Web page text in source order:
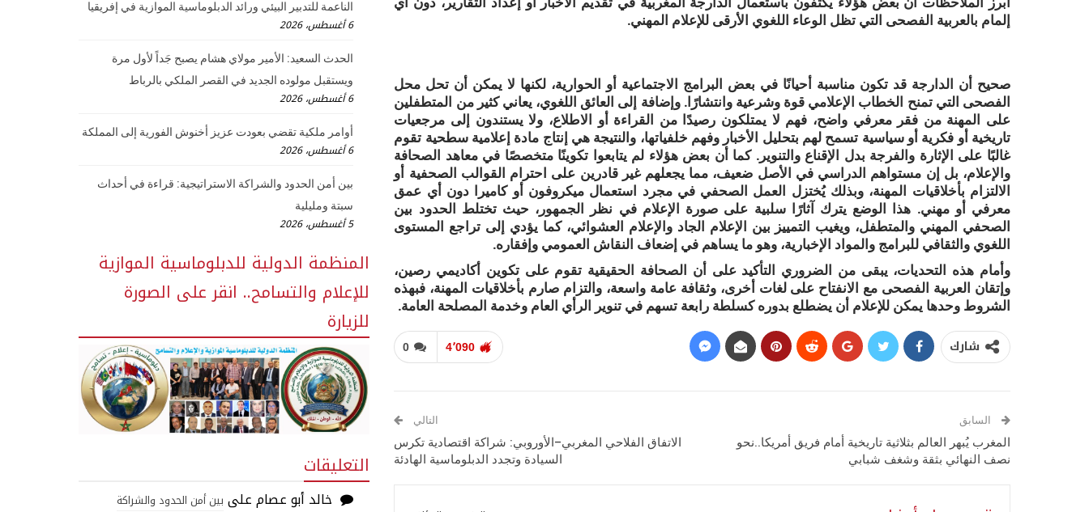
إلمام بالعربية الفصحى التي تظل الوعاء اللغوي الأرقى للإعلام المهني.
صحيح أن الدارجة قد تكون مناسبة أحيانًا في بعض البرامج الاجتماعية أو الحوارية، لكنها لا يمكن أن تحل محل
الفصحى التي تمنح الخطاب الإعلامي قوة وشرعية وانتشارًا. وإضافة إلى العائق اللغوي، يعاني كثير من المتطفلين
على المهنة من فقر معرفي واضح، فهم لا يمتلكون رصيدًا من القراءة أو الاطلاع، ولا يستندون إلى مرجعيات
تاريخية أو فكرية أو سياسية تسمح لهم بتحليل الأخبار وفهم خلفياتها، والنتيجة هي إنتاج مادة إعلامية سطحية تقوم
غالبًا على الإثارة والفرجة بدل الإقناع والتنوير. كما أن بعض هؤلاء لم يتابعوا تكوينًا متخصصًا في معاهد الصحافة
والإعلام، بل إن مستواهم الدراسي في الأصل ضعيف، مما يجعلهم غير قادرين على احترام القوالب الصحفية أو
الالتزام بأخلاقيات المهنة، وبذلك يُختزل العمل الصحفي في مجرد استعمال ميكروفون أو كاميرا دون أي عمق
معرفي أو مهني. هذا الوضع يترك آثارًا سلبية على صورة الإعلام في نظر الجمهور، حيث تختلط الحدود بين
الصحفي المهني والمتطفل، ويغيب التمييز بين الإعلام الجاد والإعلام العشوائي، كما يؤدي إلى تراجع المستوى
اللغوي والثقافي للبرامج والمواد الإخبارية، وهو ما يساهم في إضعاف النقاش العمومي وإفقاره.
وأمام هذه التحديات، يبقى من الضروري التأكيد على أن الصحافة الحقيقية تقوم على تكوين أكاديمي رصين،
وإتقان العربية الفصحى مع الانفتاح على لغات أخرى، وثقافة عامة واسعة، والتزام صارم بأخلاقيات المهنة، فبهذه
الشروط وحدها يمكن للإعلام أن يضطلع بدوره كسلطة رابعة تسهم في تنوير الرأي العام وخدمة المصلحة العامة.
0 4٬090 شارك
السابق
المغرب يُبهر العالم بثلاثية تاريخية أمام فريق أمريكا..نحو
نصف النهائي بثقة وشغف شبابي
التالي
الاتفاق الفلاحي المغربي–الأوروبي: شراكة اقتصادية تكرس
السيادة وتجدد الدبلوماسية الهادئة
الناعمة للتدبير البيئي ورائد الدبلوماسية الموازية في إفريقيا
6 أغسطس، 2026
الحدث السعيد: الأمير مولاي هشام يصبح جَداً لأول مرة
ويستقبل مولوده الجديد في القصر الملكي بالرباط
6 أغسطس، 2026
أوامر ملكية تقضي بعودت عزيز أخنوش الفورية إلى المملكة
6 أغسطس، 2026
بين أمن الحدود والشراكة الاستراتيجية: قراءة في أحداث
سبتة ومليلية
5 أغسطس، 2026
المنظمة الدولية للدبلوماسية الموازية
للإعلام والتسامح.. انقر على الصورة
للزيارة
التعليقات
خالد أبو عصامعلى بين أمن الحدود والشراكة